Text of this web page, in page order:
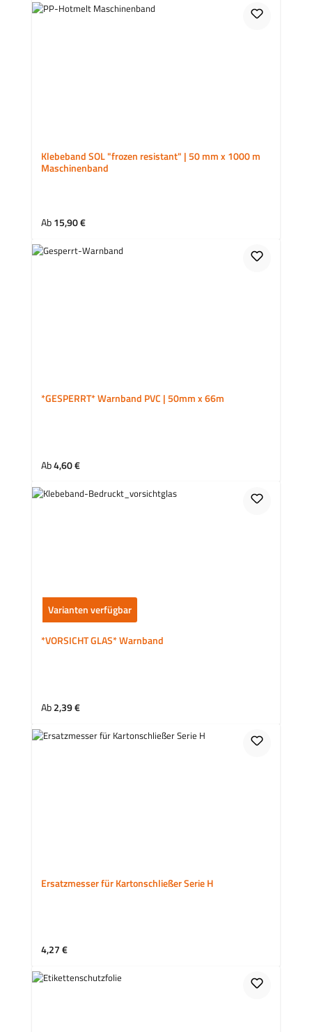
Klebeband SOL "frozen resistant" | 50 mm x 1000 m
Maschinenband
Regulärer Preis:
Ab15,90 €
*GESPERRT* Warnband PVC | 50mm x 66m
Regulärer Preis:
Ab4,60 €
Varianten verfügbar
*VORSICHT GLAS* Warnband
Regulärer Preis:
Ab2,39 €
Ersatzmesser für Kartonschließer Serie H
Regulärer Preis:
4,27 €